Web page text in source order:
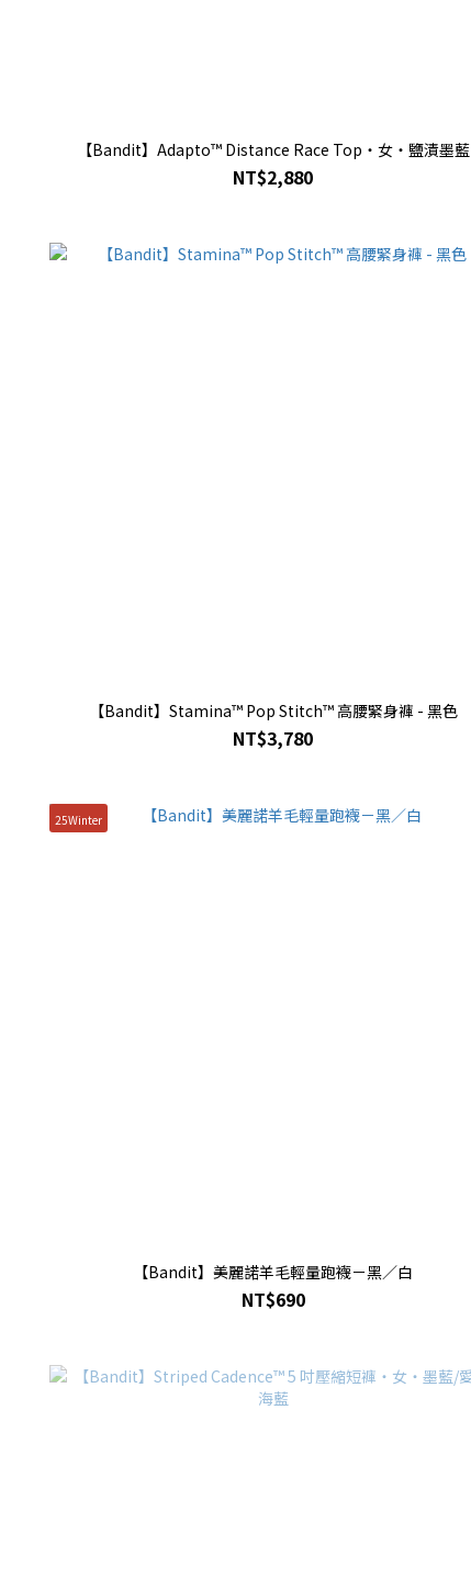
【Bandit】Adapto™ Distance Race Top・女・鹽漬墨藍
NT$2,880
【Bandit】Stamina™ Pop Stitch™ 高腰緊身褲 - 黑色
NT$3,780
25Winter
【Bandit】美麗諾羊毛輕量跑襪－黑／白
NT$690